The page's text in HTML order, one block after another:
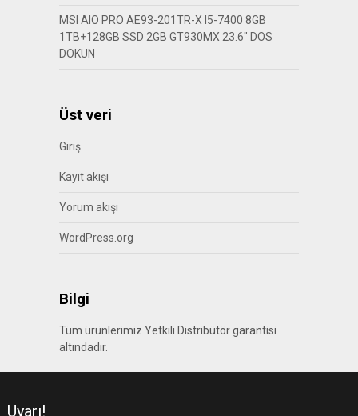
MSI AIO PRO AE93-201TR-X I5-7400 8GB
1TB+128GB SSD 2GB GT930MX 23.6″ DOS
DOKUN
Üst veri
Giriş
Kayıt akışı
Yorum akışı
WordPress.org
Bilgi
Tüm ürünlerimiz Yetkili Distribütör garantisi
altındadır.
Uyarı!